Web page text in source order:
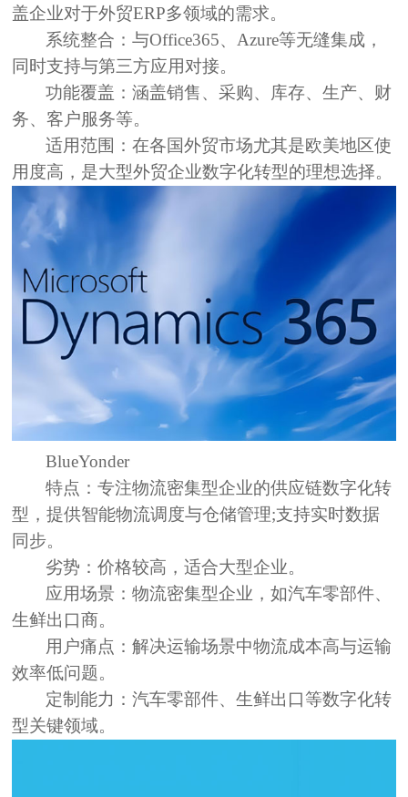
盖企业对于外贸ERP多领域的需求。
系统整合：与Office365、Azure等无缝集成，
同时支持与第三方应用对接。
功能覆盖：涵盖销售、采购、库存、生产、财
务、客户服务等。
适用范围：在各国外贸市场尤其是欧美地区使
用度高，是大型外贸企业数字化转型的理想选择。
BlueYonder
特点：专注物流密集型企业的供应链数字化转
型，提供智能物流调度与仓储管理;支持实时数据
同步。
劣势：价格较高，适合大型企业。
应用场景：物流密集型企业，如汽车零部件、
生鲜出口商。
用户痛点：解决运输场景中物流成本高与运输
效率低问题。
定制能力：汽车零部件、生鲜出口等数字化转
型关键领域。